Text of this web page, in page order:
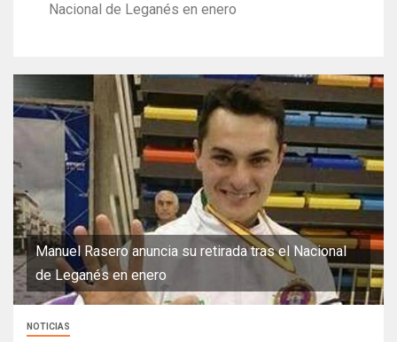
Nacional de Leganés en enero
Manuel Rasero anuncia su retirada tras el Nacional
de Leganés en enero
NOTICIAS